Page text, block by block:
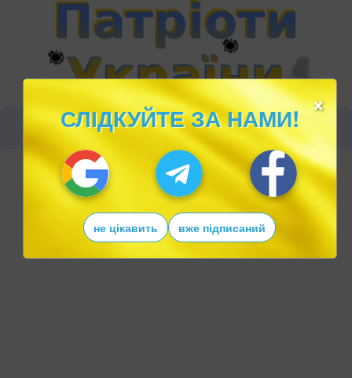
×
СЛІДКУЙТЕ ЗА НАМИ!
не цікавить вже підписаний